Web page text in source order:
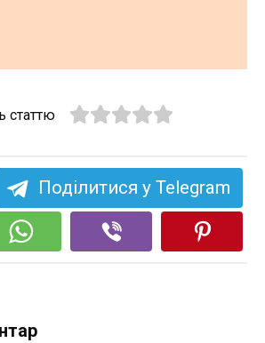
статтю
Поділитися у Telegram